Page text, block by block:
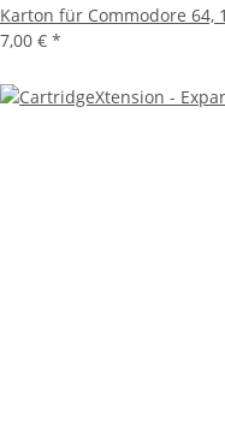
Karton für Commodore 64,
7,00 € *